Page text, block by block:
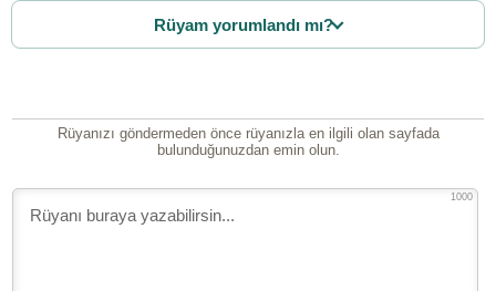
Rüyam yorumlandı mı?
Rüyanızı göndermeden önce rüyanızla en ilgili olan sayfada
bulunduğunuzdan emin olun.
1000